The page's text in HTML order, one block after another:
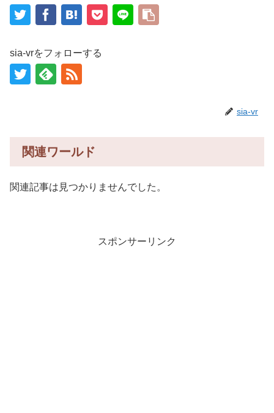
sia-vrをフォローする
sia-vr
関連ワールド
関連記事は見つかりませんでした。
スポンサーリンク